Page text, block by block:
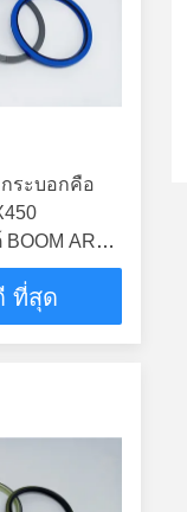
กระบอกคือ
ARM
ฮดรอลิกกระ
ที่สุด